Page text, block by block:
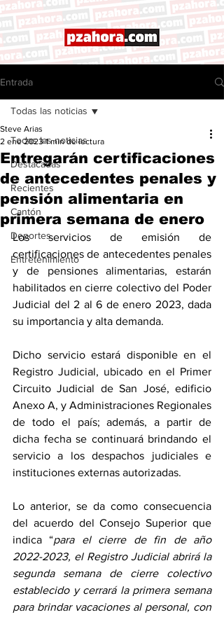
Entrada
Todas las noticias
Destacadas
Recientes
Cantón
Deportes
Entretenimiento
Todas las noticias
Entregarán certificaciones
de antecedentes penales y
pensión alimentaria en
primera semana de enero
Steve Arias
2 ene 2023 1 min de lectura
Los servicios de emisión de
certificaciones de antecedentes penales
y de pensiones alimentarias, estarán
habilitados en cierre colectivo del Poder
Judicial del 2 al 6 de enero 2023, dada
su importancia y alta demanda.
Dicho servicio estará disponible en el
Registro Judicial, ubicado en el Primer
Circuito Judicial de San José, edificio
Anexo A, y Administraciones Regionales
de todo el país; además, a partir de
dicha fecha se continuará brindando el
servicio a los despachos judiciales e
instituciones externas autorizadas.
Lo anterior, se da como consecuencia
del acuerdo del Consejo Superior que
indica “para el cierre de fin de año
2022-2023, el Registro Judicial abrirá la
segunda semana de cierre colectivo
establecido y cerrará la primera semana
para brindar vacaciones al personal, con